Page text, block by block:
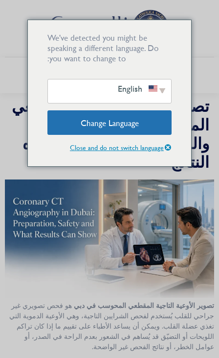
تصوير الأوعية التاجية المقطعي
المحوسب في دبي: التحضير
والسلامة وما يمكن أن تظهره
النتائج
تصوير الأوعية التاجية المقطعي المحوسب في دبي هو فحص تصويري غير
جراحي للقلب يُستخدم لفحص الشرايين التاجية، وهي الأوعية الدموية التي
تغذي عضلة القلب. ويمكن أن يساعد الأطباء على تقييم ما إذا كان تراكم
اللويحات أو التضيّق قد يُساهم في الشعور بعدم الراحة في الصدر، أو
عوامل الخطر، أو نتائج الفحص غير الواضحة.
We've detected you might be
speaking a different language. Do
you want to change to:
Change Language
Close and do not switch language